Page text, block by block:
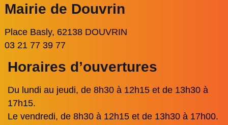
Mairie de Douvrin
Place Basly, 62138 DOUVRIN
03 21 77 39 77
Horaires d’ouvertures
Du lundi au jeudi, de 8h30 à 12h15 et de 13h30 à
17h15.
Le vendredi, de 8h30 à 12h15 et de 13h30 à 17h00.